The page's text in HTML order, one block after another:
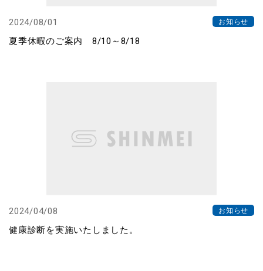
2024/08/01 お知らせ
夏季休暇のご案内 8/10～8/18
2024/04/08 お知らせ
健康診断を実施いたしました。